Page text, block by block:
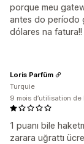
porque meu
antes do período
dólares na
1 puanı bile
zarara uğrattı
Loris Parfüm
Turquie
9 mois d’utilisation de